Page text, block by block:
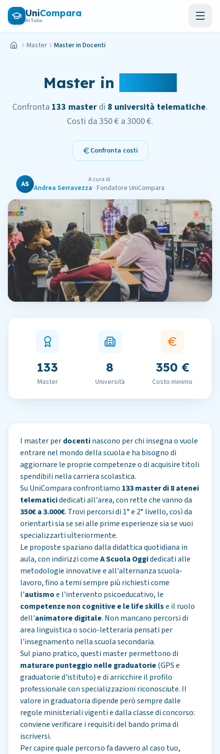
Vai al contenuto principale
UniCompara
AI Tutor
Home Master Master in Docenti
Master in
Confronta 133 master di 8 università telematiche.
Costi da 350 € a 3000 €.
Confronta costi
AS
A cura di
Andrea Serravezza · Fondatore UniCompara
133
Master
8
Università
350 €
Costo minimo
I master perdocentinascono per chi insegna o vuole
entrare nel mondo della scuola e ha bisogno di
aggiornare le proprie competenze o di acquisire titoli
spendibili nella carriera scolastica.
Su UniCompara confrontiamo 133 master di 8 atenei
telematicidedicati all'area, con rette che vanno da
350€ a 3.000€. Trovi percorsi di 1° e 2° livello, così da
orientarti sia se sei alle prime esperienze sia se vuoi
specializzarti ulteriormente.
Le proposte spaziano dalla didattica quotidiana in
aula, con indirizzi comeA Scuola Oggidedicati alle
metodologie innovative e all'alternanza scuola-
lavoro, fino a temi sempre più richiesti come
l'autismoe l'intervento psicoeducativo, le
competenze non cognitive e le life skillse il ruolo
dell'animatore digitale. Non mancano percorsi di
area linguistica o socio-letteraria pensati per
l'insegnamento nella scuola secondaria.
Sul piano pratico, questi master permettono di
maturare punteggio nelle graduatorie(GPS e
graduatorie d'istituto) e di arricchire il profilo
professionale con specializzazioni riconosciute. Il
valore in graduatoria dipende però sempre dalle
regole ministeriali vigenti e dalla classe di concorso:
conviene verificare i requisiti del bando prima di
iscriversi.
Per capire quale percorso fa davvero al caso tuo,